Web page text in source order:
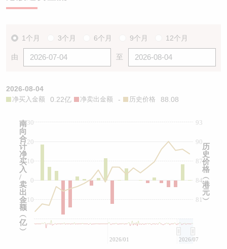
1个月 3个月 6个月 9个月 12个月
由 至
2026-08-04
净买入金额 0.22亿 净卖出金额 - 历史价格 88.08
0
30
-10
10
20 90
81
84
87
93
2026/01 2026/07
南
向
合
计
净
买
入
/
卖
出
金
额
︵
亿
︶
历
史
价
格
︵
港
元
︶